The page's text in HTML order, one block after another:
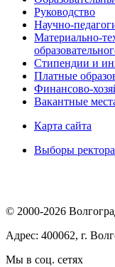
Руководство
Научно-
Материально-
Стипендии и
Платные
Финансово-
Вакантные
Карта сайта
Выборы ректора
© 2000-2026
Адрес: 400062, г.
Мы в соц. сетях